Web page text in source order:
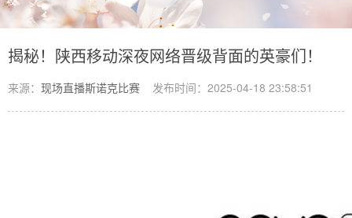
揭秘！陕西移动深夜网络晋级背面的英豪们！
来源： 现场直播斯诺克比赛 发布时间：2025-04-18 23:58:51